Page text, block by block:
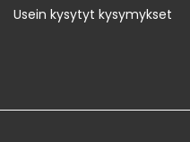
Usein kysytyt kysymykset